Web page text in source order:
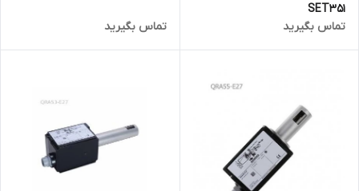
SET351
تماس بگیرید
تماس بگیرید